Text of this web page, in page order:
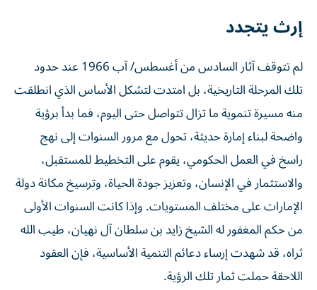
إرث يتجدد
لم تتوقف آثار السادس من أغسطس/ آب 1966 عند حدود
تلك المرحلة التاريخية، بل امتدت لتشكل الأساس الذي انطلقت
منه مسيرة تنموية ما تزال تتواصل حتى اليوم، فما بدأ برؤية
واضحة لبناء إمارة حديثة، تحول مع مرور السنوات إلى نهج
راسخ في العمل الحكومي، يقوم على التخطيط للمستقبل،
والاستثمار في الإنسان، وتعزيز جودة الحياة، وترسيخ مكانة دولة
الإمارات على مختلف المستويات. وإذا كانت السنوات الأولى
من حكم المغفور له الشيخ زايد بن سلطان آل نهيان، طيب الله
ثراه، قد شهدت إرساء دعائم التنمية الأساسية، فإن العقود
اللاحقة حملت ثمار تلك الرؤية.